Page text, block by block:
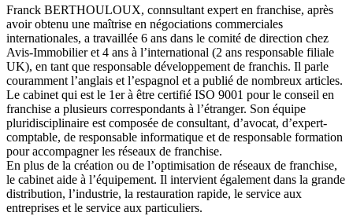
Franck BERTHOULOUX, connsultant expert en franchise, après
avoir obtenu une maîtrise en négociations commerciales
internationales, a travaillée 6 ans dans le comité de direction chez
Avis-Immobilier et 4 ans à l’international (2 ans responsable filiale
UK), en tant que responsable développement de franchis. Il parle
couramment l’anglais et l’espagnol et a publié de nombreux articles.
Le cabinet qui est le 1er à être certifié ISO 9001 pour le conseil en
franchise a plusieurs correspondants à l’étranger. Son équipe
pluridisciplinaire est composée de consultant, d’avocat, d’expert-
comptable, de responsable informatique et de responsable formation
pour accompagner les réseaux de franchise.
En plus de la création ou de l’optimisation de réseaux de franchise,
le cabinet aide à l’équipement. Il intervient également dans la grande
distribution, l’industrie, la restauration rapide, le service aux
entreprises et le service aux particuliers.